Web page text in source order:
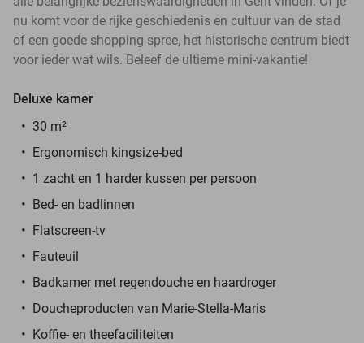
nu komt voor de rijke geschiedenis en cultuur van de stad
of een goede shopping spree, het historische centrum biedt
voor ieder wat wils. Beleef de ultieme mini-vakantie!
Deluxe kamer
30 m²
Ergonomisch kingsize-bed
1 zacht en 1 harder kussen per persoon
Bed- en badlinnen
Flatscreen-tv
Fauteuil
Badkamer met regendouche en haardroger
Doucheproducten van Marie-Stella-Maris
Koffie- en theefaciliteiten